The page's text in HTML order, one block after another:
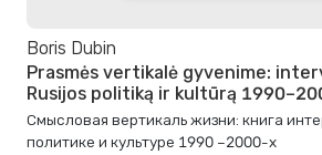
Boris Dubin
Prasmės vertikalė gyvenime:
Rusijos politiką ir kultūrą
Смысловая вертикаль жизни: книга
политике и культуре 1990 –2000-х